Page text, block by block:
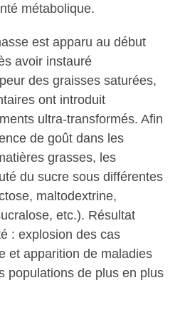
métabolique.
est apparu au début
avoir instauré
des graisses saturées,
ont introduit
ultra-transformés. Afin
de goût dans les
grasses, les
du sucre sous différentes
maltodextrine,
etc.). Résultat
: explosion des cas
et apparition de maladies
populations de plus en plus